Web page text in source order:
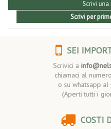
Scrivi
Scrivi per
SEI
Scrivici a
chiamaci al numero
o su whatsapp al
(Aperti tutti i
COSTI